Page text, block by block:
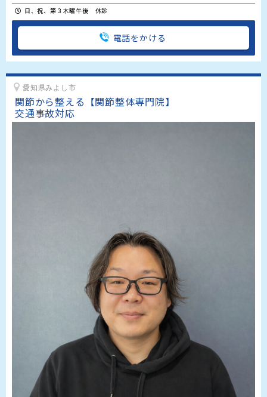
日、祝、第３木曜午後 休診
電話をかける
愛知県みよし市
関節から整える【関節整体専門院】
交通事故対応